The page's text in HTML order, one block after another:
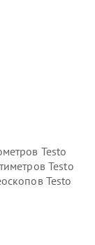
Testo
Testo
Testo